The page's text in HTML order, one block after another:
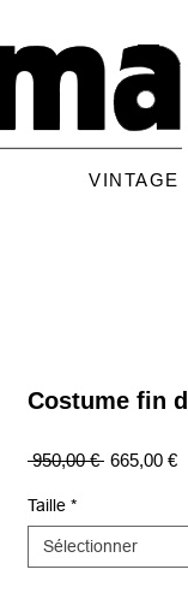
VINTAGE
Costume fin
950,00 € Prix
665,00 €
Taille *
Sélectionner